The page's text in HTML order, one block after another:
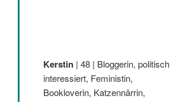
Kerstin | 48 | Bloggerin, politisch
interessiert, Feministin,
Bookloverin, Katzennärrin,